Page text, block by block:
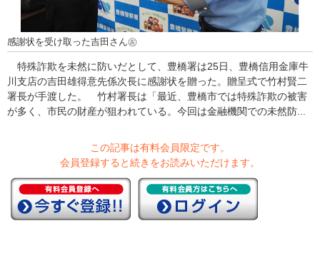
感謝状を受け取った吉田さん㊧
特殊詐欺を未然に防いだとして、豊橋署は25日、豊橋信用金庫牛
川支店の吉田雄得意先係次長に感謝状を贈った。贈呈式で竹村賢二
署長が手渡した。 竹村署長は「最近、豊橋市では特殊詐欺の被害
が多く、市民の財産が狙われている。今回は金融機関での未然防...
この記事は有料会員限定です。
会員登録すると続きをお読みいただけます。